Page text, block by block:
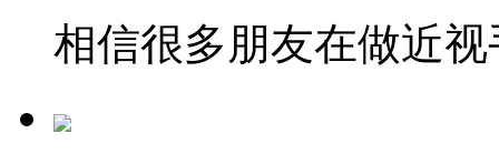
相信很多朋友在做近